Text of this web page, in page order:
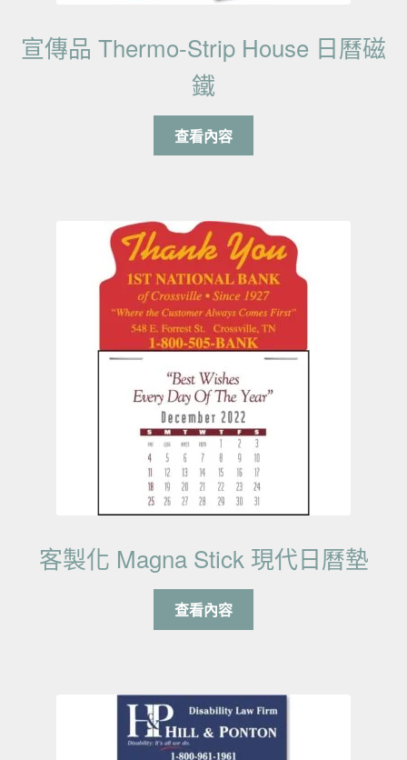
宣傳品 Thermo-Strip House 日曆磁
鐵
查看內容
客製化 Magna Stick 現代日曆墊
查看內容